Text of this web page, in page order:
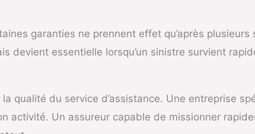
garanties ne prennent effet qu’après plusieurs
devient essentielle lorsqu’un sinistre survient
qualité du service d’assistance. Une entreprise
activité. Un assureur capable de missionner